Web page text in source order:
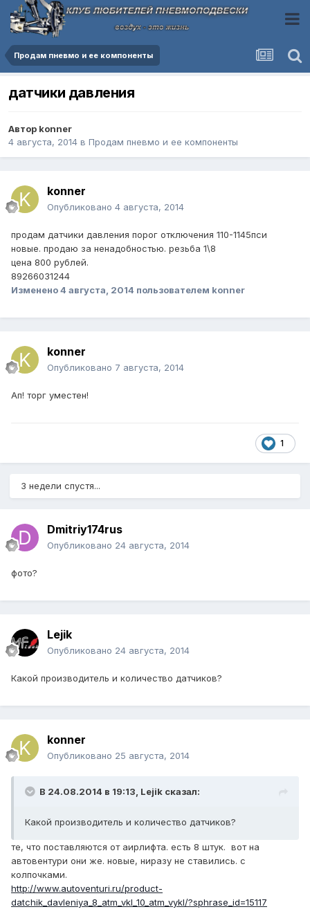
Продам пневмо и ее компоненты
датчики давления
Автор konner
4 августа, 2014 в Продам пневмо и ее компоненты
konner
Опубликовано 4 августа, 2014
продам датчики давления порог отключения 110-1145пси
новые. продаю за ненадобностью. резьба 1\8
цена 800 рублей.
89266031244
Изменено4 августа, 2014 пользователем konner
konner
Опубликовано 7 августа, 2014
Ап! торг уместен!
1
3 недели спустя...
Dmitriy174rus
Опубликовано 24 августа, 2014
фото?
Lejik
Опубликовано 24 августа, 2014
Какой производитель и количество датчиков?
konner
Опубликовано 25 августа, 2014
В 24.08.2014 в 19:13, Lejik сказал:
Какой производитель и количество датчиков?
те, что поставляются от аирлифта. есть 8 штук. вот на
автовентури они же. новые, ниразу не ставились. с
колпочками.
http://www.autoventuri.ru/product-
datchik_davleniya_8_atm_vkl_10_atm_vykl/?sphrase_id=15117